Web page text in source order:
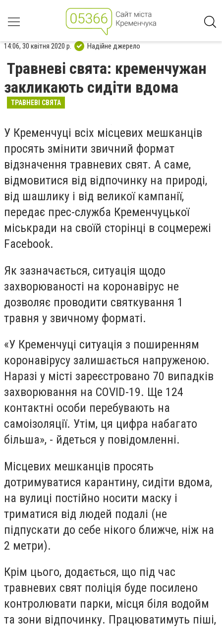
14:06, 30 квітня 2020 р. Надійне джерело
Травневі свята: кременчужан
закликають сидіти вдома
ТРАВНЕВІ СВЯТА
У Кременчуці всіх місцевих мешканців
просять змінити звичний формат
відзначення травневих свят. А саме,
відмовитися від відпочинку на природі,
від шашлику і від великої кампанії,
передає прес-служба Кременчуцької
міськради на своїй сторінці в соцмережі
Facebook.
Як зазначається, ситуація щодо
захворюваності на коронавірус не
дозволяє проводити святкування 1
травня у звичному форматі.
«У Кременчуці ситуація з поширенням
коронавірусу залишається напруженою.
Наразі у місті зареєстровано 70 випадків
захворювання на COVID-19. Ще 124
контактні особи перебувають на
самоізоляції. Утім, ця цифра набагато
більша», - йдеться у повідомленні.
Місцевих мешканців просять
дотримуватися карантину, сидіти вдома,
на вулиці постійно носити маску і
триматися від людей подалі (не
підпускати до себе нікого ближче, ніж на
2 метри).
Крім цього, додається, що під час
травневих свят поліція буде посилено
контролювати парки, місця біля водойм
та зони відпочинку. Працюватимуть піші,